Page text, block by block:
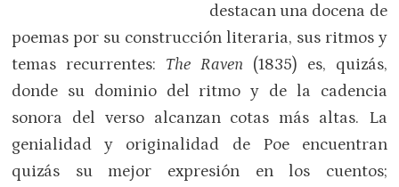
destacan una docena de
poemas por su construcción literaria, sus ritmos y
temas recurrentes: The Raven (1835) es, quizás,
donde su dominio del ritmo y de la cadencia
sonora del verso alcanzan cotas más altas. La
genialidad y originalidad de Poe encuentran
quizás su mejor expresión en los cuentos;